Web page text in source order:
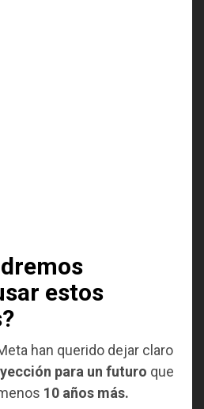
estos
han querido dejar claro
para un futuro que
10 años más.